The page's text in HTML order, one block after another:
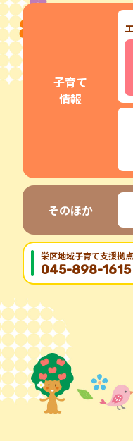
子育て
情報
そのほか
栄区地域⼦育て⽀援拠点
045-898-1615